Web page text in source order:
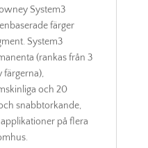
System3
färger
System3
(rankas från 3
färgerna),
och 20
snabbtorkande,
på flera